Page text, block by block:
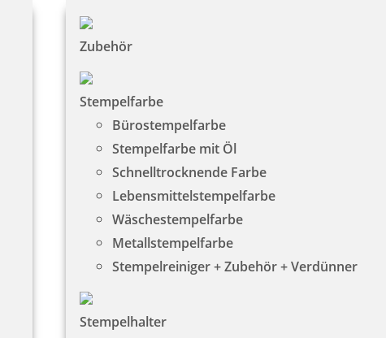
Zubehör
Stempelfarbe
Bürostempelfarbe
Stempelfarbe mit Öl
Schnelltrocknende Farbe
Lebensmittelstempelfarbe
Wäschestempelfarbe
Metallstempelfarbe
Stempelreiniger + Zubehör + Verdünner
Stempelhalter